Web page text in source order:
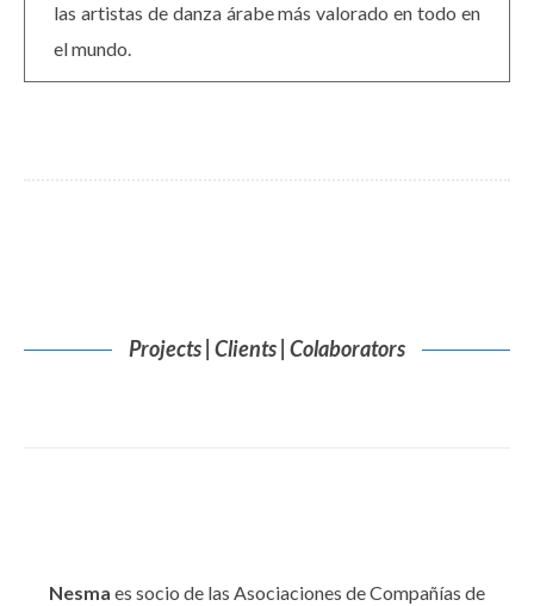
las artistas de danza árabe más valorado en todo en
el mundo.
Projects | Clients | Colaborators
Nesma es socio de las Asociaciones de Compañías de